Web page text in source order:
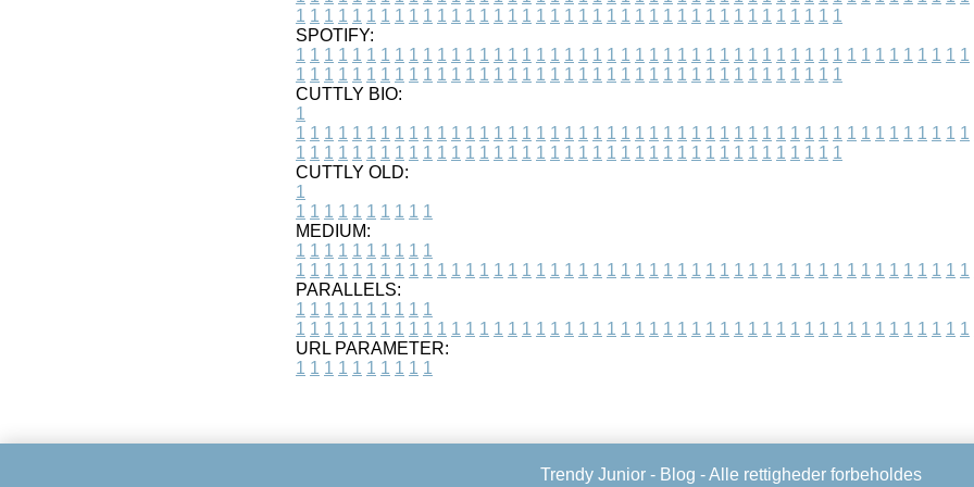
1 1 1 1 1 1 1 1 1 1 1 1 1 1 1 1 1 1 1 1 1 1 1 1 1 1 1 1 1 1 1 1 1 1 1 1 1 1 1
SPOTIFY:
1 1 1 1 1 1 1 1 1 1 1 1 1 1 1 1 1 1 1 1 1 1 1 1 1 1 1 1 1 1 1 1 1 1 1 1 1 1 1 1 1 1 1 1 1 1 1 1
1 1 1 1 1 1 1 1 1 1 1 1 1 1 1 1 1 1 1 1 1 1 1 1 1 1 1 1 1 1 1 1 1 1 1 1 1 1 1
CUTTLY BIO:
1
1 1 1 1 1 1 1 1 1 1 1 1 1 1 1 1 1 1 1 1 1 1 1 1 1 1 1 1 1 1 1 1 1 1 1 1 1 1 1 1 1 1 1 1 1 1 1 1
1 1 1 1 1 1 1 1 1 1 1 1 1 1 1 1 1 1 1 1 1 1 1 1 1 1 1 1 1 1 1 1 1 1 1 1 1 1 1
CUTTLY OLD:
1
1 1 1 1 1 1 1 1 1 1
MEDIUM:
1 1 1 1 1 1 1 1 1 1
1 1 1 1 1 1 1 1 1 1 1 1 1 1 1 1 1 1 1 1 1 1 1 1 1 1 1 1 1 1 1 1 1 1 1 1 1 1 1 1 1 1 1 1 1 1 1 1
PARALLELS:
1 1 1 1 1 1 1 1 1 1
1 1 1 1 1 1 1 1 1 1 1 1 1 1 1 1 1 1 1 1 1 1 1 1 1 1 1 1 1 1 1 1 1 1 1 1 1 1 1 1 1 1 1 1 1 1 1 1
URL PARAMETER:
1 1 1 1 1 1 1 1 1 1
Trendy Junior - Blog - Alle rettigheder forbeholdes